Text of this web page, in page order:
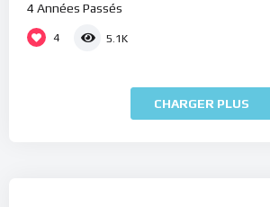
4 Années Passés
4 5.1K
CHARGER PLUS